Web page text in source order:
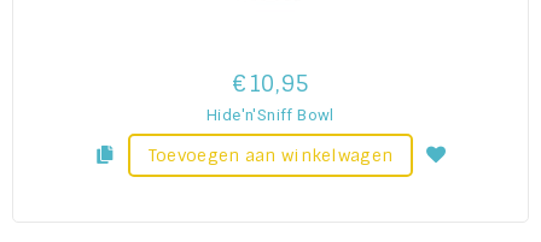
€10,95
Hide'n'Sniff Bowl
Toevoegen aan winkelwagen